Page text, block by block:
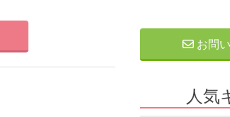
お問
人気